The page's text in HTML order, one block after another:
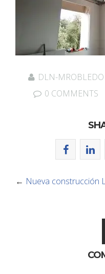
DLN-MROBLEDO
0 COMMENTS
← Nueva construcción